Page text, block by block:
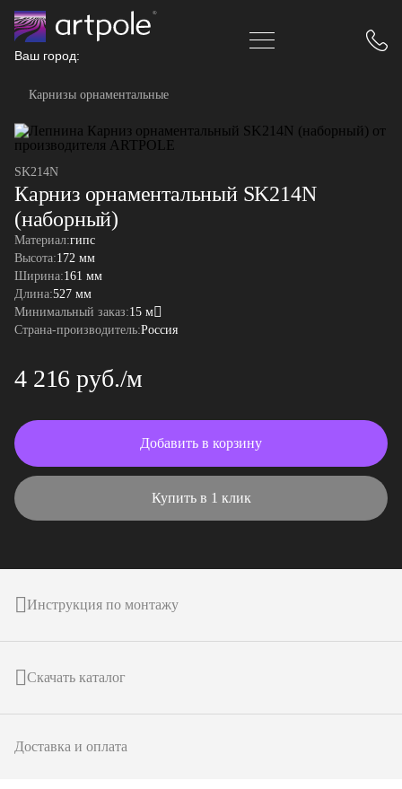
Ваш город:
Карнизы орнаментальные
SK214N
Карниз орнаментальный SK214N
(наборный)
Материал:гипс
Высота:172 мм
Ширина:161 мм
Длина:527 мм
Минимальный заказ:15 м
Страна-производитель:Россия
4 216 руб./м
Добавить в корзину
Купить в 1 клик
Инструкция по монтажу
Скачать каталог
Доставка и оплата